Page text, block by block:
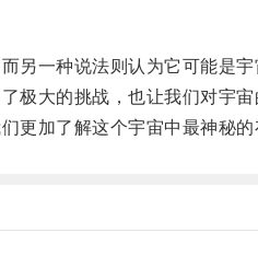
一种说法则认为它可能是宇
大的挑战，也让我们对宇宙
加了解这个宇宙中最神秘的